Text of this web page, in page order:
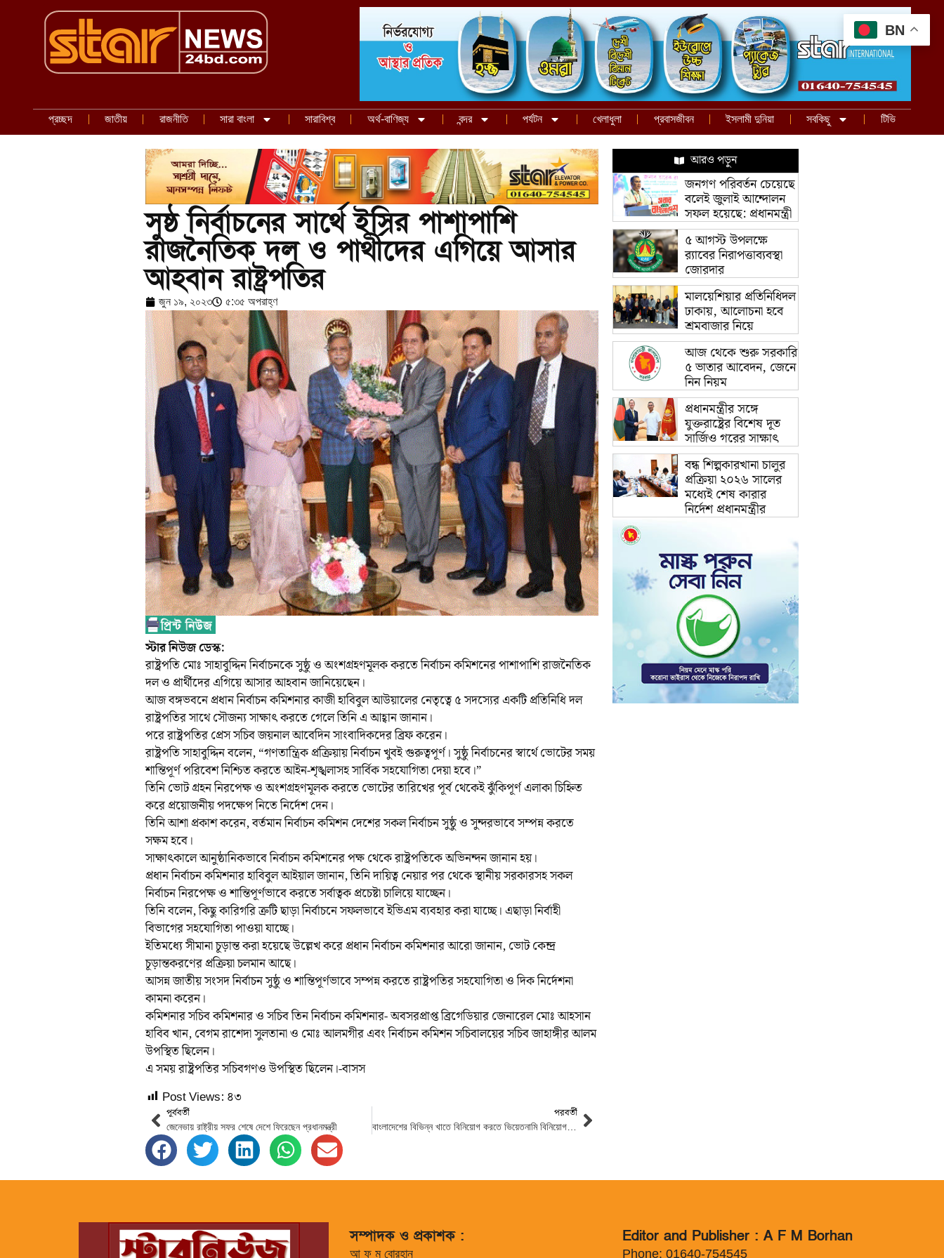
প্রচ্ছদ জাতীয় রাজনীতি সারা বাংলা সারাবিশ্ব অর্থ-বাণিজ্য বন্দর পর্যটন খেলাধুলা প্রবাসজীবন ইসলামী দুনিয়া সবকিছু টিভি
সুষ্ঠ নির্বাচনের সার্থে ইসির পাশাপাশি
রাজনৈতিক দল ও পার্থীদের এগিয়ে আসার
আহবান রাষ্ট্রপতির
জুন ১৯, ২০২৩ ৫:৩৫ অপরাহ্ণ
স্টার নিউজ ডেস্ক:
রাষ্ট্রপতি মোঃ সাহাবুদ্দিন নির্বাচনকে সুষ্ঠু ও অংশগ্রহণমূলক করতে নির্বাচন কমিশনের পাশাপাশি রাজনৈতিক
দল ও প্রার্থীদের এগিয়ে আসার আহবান জানিয়েছেন।
আজ বঙ্গভবনে প্রধান নির্বাচন কমিশনার কাজী হাবিবুল আউয়ালের নেতৃত্বে ৫ সদস্যের একটি প্রতিনিধি দল
রাষ্ট্রপতির সাথে সৌজন্য সাক্ষাৎ করতে গেলে তিনি এ আহ্বান জানান।
পরে রাষ্ট্রপতির প্রেস সচিব জয়নাল আবেদিন সাংবাদিকদের ব্রিফ করেন।
রাষ্ট্রপতি সাহাবুদ্দিন বলেন, “গণতান্ত্রিক প্রক্রিয়ায় নির্বাচন খুবই গুরুত্বপূর্ণ। সুষ্ঠু নির্বাচনের স্বার্থে ভোটের সময়
শান্তিপূর্ণ পরিবেশ নিশ্চিত করতে আইন-শৃঙ্খলাসহ সার্বিক সহযোগিতা দেয়া হবে।”
তিনি ভোট গ্রহন নিরপেক্ষ ও অংশগ্রহণমূলক করতে ভোটের তারিখের পূর্ব থেকেই ঝুঁকিপূর্ণ এলাকা চিহ্নিত
করে প্রয়োজনীয় পদক্ষেপ নিতে নির্দেশ দেন।
তিনি আশা প্রকাশ করেন, বর্তমান নির্বাচন কমিশন দেশের সকল নির্বাচন সুষ্ঠু ও সুন্দরভাবে সম্পন্ন করতে
সক্ষম হবে।
সাক্ষাৎকালে আনুষ্ঠানিকভাবে নির্বাচন কমিশনের পক্ষ থেকে রাষ্ট্রপতিকে অভিনন্দন জানান হয়।
প্রধান নির্বাচন কমিশনার হাবিবুল আইয়াল জানান, তিনি দায়িত্ব নেয়ার পর থেকে স্থানীয় সরকারসহ সকল
নির্বাচন নিরপেক্ষ ও শান্তিপূর্ণভাবে করতে সর্বাত্বক প্রচেষ্টা চালিয়ে যাচ্ছেন।
তিনি বলেন, কিছু কারিগরি ত্রুটি ছাড়া নির্বাচনে সফলভাবে ইভিএম ব্যবহার করা যাচ্ছে। এছাড়া নির্বাহী
বিভাগের সহযোগিতা পাওয়া যাচ্ছে।
ইতিমধ্যে সীমানা চূড়ান্ত করা হয়েছে উল্লেখ করে প্রধান নির্বাচন কমিশনার আরো জানান, ভোট কেন্দ্র
চূড়ান্তকরণের প্রক্রিয়া চলমান আছে।
আসন্ন জাতীয় সংসদ নির্বাচন সুষ্ঠু ও শান্তিপূর্ণভাবে সম্পন্ন করতে রাষ্ট্রপতির সহযোগিতা ও দিক নির্দেশনা
কামনা করেন।
কমিশনার সচিব কমিশনার ও সচিব তিন নির্বাচন কমিশনার- অবসরপ্রাপ্ত ব্রিগেডিয়ার জেনারেল মোঃ আহসান
হাবিব খান, বেগম রাশেদা সুলতানা ও মোঃ আলমগীর এবং নির্বাচন কমিশন সচিবালয়ের সচিব জাহাঙ্গীর আলম
উপস্থিত ছিলেন।
এ সময় রাষ্ট্রপতির সচিবগণও উপস্থিত ছিলেন।-বাসস
Post Views: ৪৩
পূর্ববর্তী
জেনেভায় রাষ্ট্রীয় সফর শেষে দেশে ফিরেছেন প্রধানমন্ত্রী
পরবর্তী
আরও পড়ুন
জনগণ পরিবর্তন চেয়েছে
বলেই জুলাই আন্দোলন
সফল হয়েছে: প্রধানমন্ত্রী
৫ আগস্ট উপলক্ষে
র‌্যাবের নিরাপত্তাব্যবস্থা
জোরদার
মালয়েশিয়ার প্রতিনিধিদল
ঢাকায়, আলোচনা হবে
শ্রমবাজার নিয়ে
আজ থেকে শুরু সরকারি
৫ ভাতার আবেদন, জেনে
নিন নিয়ম
প্রধানমন্ত্রীর সঙ্গে
যুক্তরাষ্ট্রের বিশেষ দূত
সার্জিও গরের সাক্ষাৎ
বন্ধ শিল্পকারখানা চালুর
প্রক্রিয়া ২০২৬ সালের
মধ্যেই শেষ কারার
নির্দেশ প্রধানমন্ত্রীর
সম্পাদক ও প্রকাশক :
আ ফ ম বোরহান
Editor and Publisher : A F M Borhan
Phone: 01640-754545
BN